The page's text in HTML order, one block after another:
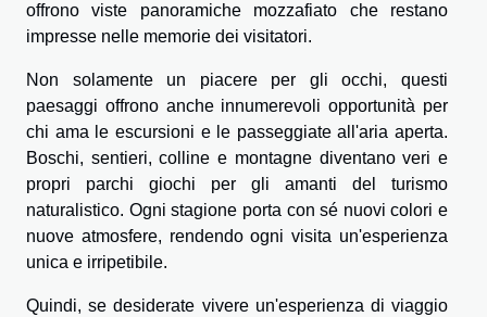
offrono viste panoramiche mozzafiato che restano
impresse nelle memorie dei visitatori.
Non solamente un piacere per gli occhi, questi
paesaggi offrono anche innumerevoli opportunità per
chi ama le escursioni e le passeggiate all'aria aperta.
Boschi, sentieri, colline e montagne diventano veri e
propri parchi giochi per gli amanti del turismo
naturalistico. Ogni stagione porta con sé nuovi colori e
nuove atmosfere, rendendo ogni visita un'esperienza
unica e irripetibile.
Quindi, se desiderate vivere un'esperienza di viaggio